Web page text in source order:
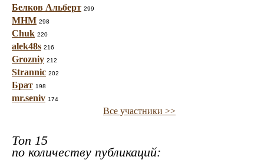
Белков Альберт 299
МНМ 298
Chuk 220
alek48s 216
Grozniy 212
Strannic 202
Брат 198
mr.seniv 174
Все участники >>
Топ 15
по количеству публикаций: